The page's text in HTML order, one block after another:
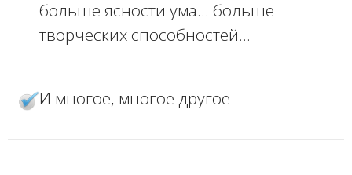
больше ясности ума... больше
творческих способностей…
И многое, многое другое